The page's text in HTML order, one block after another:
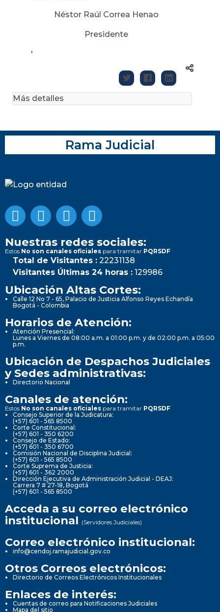
Néstor Raúl Correa Henao
Presidente
'
Más detalles
Rama Judicial
Nuestras redes sociales:
Estos No son canales oficiales para tramitar PQRSDF
Total de Visitantes : 22231138
Visitantes Últimas 24 horas : 129986
Ubicación Altas Cortes:
Calle 12 No 7 - 65, Palacio de Justicia Alfonso Reyes Echandía
Bogotá - Colombia
Horarios de Atención:
Atención Presencial:
Lunes a Viernes de 08:00 a.m. a 01:00 p.m. y de 02:00 p.m. a 05:00
p.m.
Ubicación de Despachos Judiciales
y Sedes administrativas:
Directorio Nacional
Canales de atención:
Estos No son canales oficiales para tramitar PQRSDF
Consejo Superior de la Judicatura:
(+57) 601 - 565 8500
Corte Constitucional:
(+57) 601 - 350 6200
Consejo de Estado:
(+57) 601 - 350 6700
Comisión Nacional de Disciplina Judicial:
(+57) 601 - 565 8500
Corte Suprema de Justicia:
(+57) 601 - 362 2000
Dirección Ejecutiva de Administración Judicial - DEAJ:
Carrera 7 # 27-18, Bogotá
(+57) 601 - 565 8500
Acceda a su correo electrónico
institucional (Servidores Judiciales)
Correo electrónico institucional:
info@cendoj.ramajudicial.gov.co
Otros Correos electrónicos:
Directorio de Correos Electrónicos Institucionales
Enlaces de interés:
Cuentas de correo para Notificaciones Judiciales
Mapa del sitio